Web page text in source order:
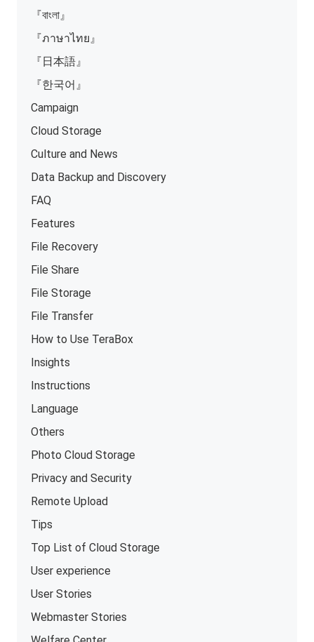
『বাংলা』
『ภาษาไทย』
『日本語』
『한국어』
Campaign
Cloud Storage
Culture and News
Data Backup and Discovery
FAQ
Features
File Recovery
File Share
File Storage
File Transfer
How to Use TeraBox
Insights
Instructions
Language
Others
Photo Cloud Storage
Privacy and Security
Remote Upload
Tips
Top List of Cloud Storage
User experience
User Stories
Webmaster Stories